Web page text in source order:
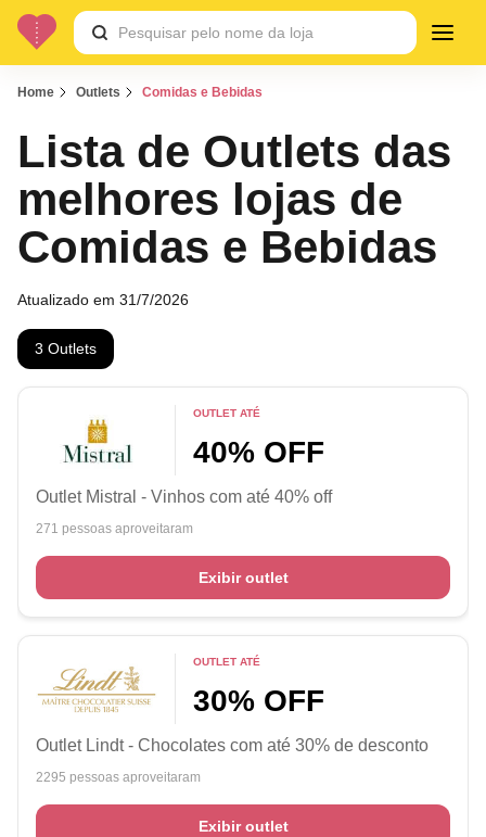
Home Outlets Comidas e Bebidas
Lista de Outlets das
melhores lojas de
Comidas e Bebidas
Atualizado em 31/7/2026
3 Outlets
OUTLET ATÉ
40% OFF
Outlet Mistral - Vinhos com até 40% off
271 pessoas aproveitaram
Exibir outlet
OUTLET ATÉ
30% OFF
Outlet Lindt - Chocolates com até 30% de desconto
2295 pessoas aproveitaram
Exibir outlet